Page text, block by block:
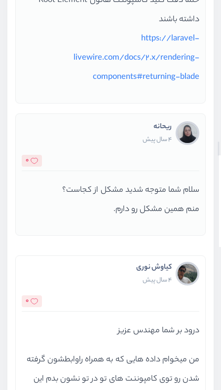
داشته باشند
https://laravel-
livewire.com/docs/2.x/rendering-
components#returning-blade
ریحانه
4 سال پیش
0
سلام شما متوجه شدید مشکل از کجاست؟
منم همین مشکل رو دارم.
کیاوش نوری
4 سال پیش
0
درود بر شما مهندس عزیز
من میخوام داده هایی که به همراه راوابطشون گرفته
شدن رو توی کامپوننت های تو در تو نشون بدم این